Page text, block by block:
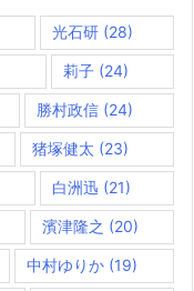
光石研 (28)
莉子(24)
勝村政信 (24)
猪塚健太 (23)
白洲迅 (21)
濱津隆之 (20)
中村ゆりか (19)